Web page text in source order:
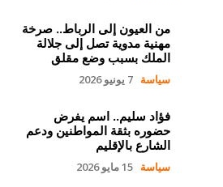
من العيون إلى الرباط.. صرخة
مهنية مدوية تصل إلى جلالة
الملك بسبب وضع مقلق
سياسة 7 يونيو 2026
فؤاد سليم.. اسم يفرض
حضوره بثقة المواطنين ودعم
الشارع بالإقليم
سياسة 15 مايو 2026